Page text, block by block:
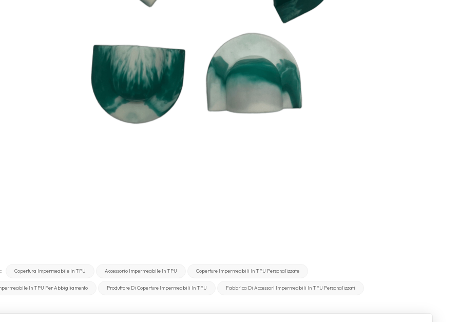
Copertura Impermeabile In TPU Accessorio Impermeabile In TPU Coperture Impermeabili In TPU Personalizzate
In TPU Per Abbigliamento Produttore Di Coperture Impermeabili In TPU Fabbrica Di Accessori Impermeabili In TPU Personalizzati